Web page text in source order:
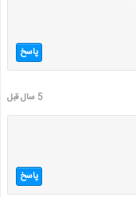
پاسخ
5 سال قبل
پاسخ